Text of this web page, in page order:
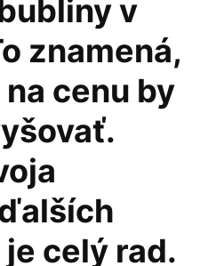
v
znamená,
cenu by
celý rad.